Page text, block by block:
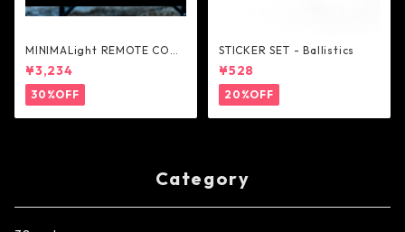
MINIMALight REMOTE CONT
ROL 2.0 - 5050WORKSHOP
¥3,234
30%OFF
STICKER SET - Ballistics
¥528
20%OFF
Category